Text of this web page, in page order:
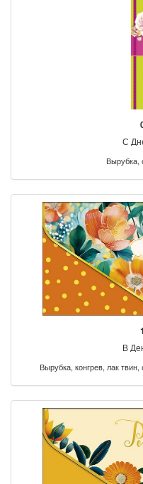
С
Вырубка,
В
Вырубка, конгрев, лак